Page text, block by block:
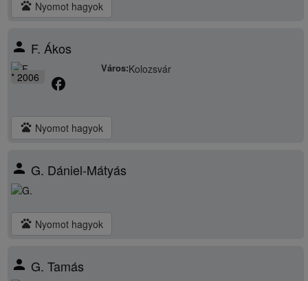
pets Nyomot hagyok
person F. Ákos
* 2006
Város:Kolozsvár
facebook
pets Nyomot hagyok
person G. Dániel-Mátyás
pets Nyomot hagyok
person G. Tamás